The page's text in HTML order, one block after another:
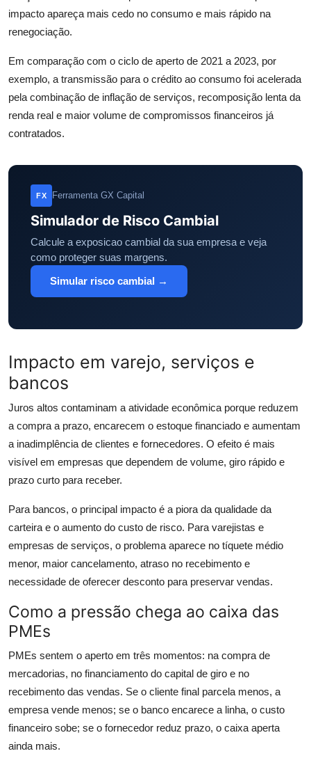
impacto apareça mais cedo no consumo e mais rápido na
renegociação.
Em comparação com o ciclo de aperto de 2021 a 2023, por
exemplo, a transmissão para o crédito ao consumo foi acelerada
pela combinação de inflação de serviços, recomposição lenta da
renda real e maior volume de compromissos financeiros já
contratados.
FX Ferramenta GX Capital
Simulador de Risco Cambial
Calcule a exposicao cambial da sua empresa e veja
como proteger suas margens.
Simular risco cambial →
Impacto em varejo, serviços e
bancos
Juros altos contaminam a atividade econômica porque reduzem
a compra a prazo, encarecem o estoque financiado e aumentam
a inadimplência de clientes e fornecedores. O efeito é mais
visível em empresas que dependem de volume, giro rápido e
prazo curto para receber.
Para bancos, o principal impacto é a piora da qualidade da
carteira e o aumento do custo de risco. Para varejistas e
empresas de serviços, o problema aparece no tíquete médio
menor, maior cancelamento, atraso no recebimento e
necessidade de oferecer desconto para preservar vendas.
Como a pressão chega ao caixa das
PMEs
PMEs sentem o aperto em três momentos: na compra de
mercadorias, no financiamento do capital de giro e no
recebimento das vendas. Se o cliente final parcela menos, a
empresa vende menos; se o banco encarece a linha, o custo
financeiro sobe; se o fornecedor reduz prazo, o caixa aperta
ainda mais.